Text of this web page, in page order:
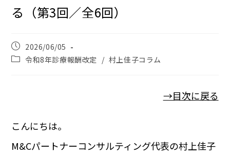
る（第3回／全6回）
2026/06/05
令和8年診療報酬改定 / 村上佳子コラム
→目次に戻る
こんにちは。
M&Cパートナーコンサルティング代表の村上佳子